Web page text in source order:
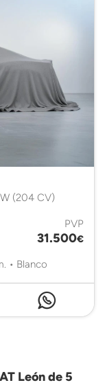
(204 CV)
PVP
31.500€
• Blanco
León de 5